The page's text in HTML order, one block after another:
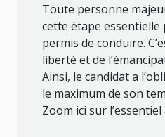
Toute personne
cette étape
permis de conduire.
liberté et de
Ainsi, le candidat a
le maximum de son
Zoom ici sur l’essentiel